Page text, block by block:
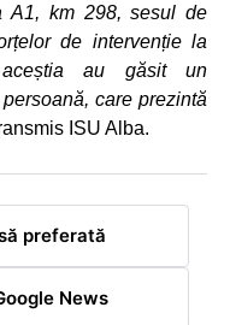
A1, km 298, sesul de
de intervenție la
aceștia au găsit un
care prezintă
ISU Alba.
preferată
News